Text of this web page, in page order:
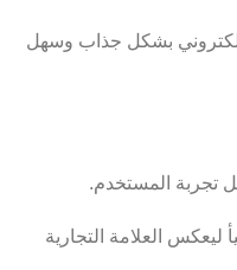
بشكل جذاب وسهل
تجربة المستخدم.
العلامة التجارية